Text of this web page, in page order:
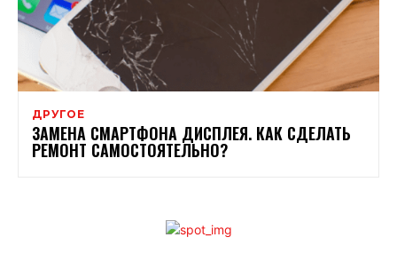
ДРУГОЕ
ЗАМЕНА СМАРТФОНА ДИСПЛЕЯ. КАК СДЕЛАТЬ
РЕМОНТ САМОСТОЯТЕЛЬНО?